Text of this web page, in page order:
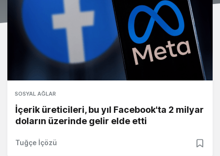
SOSYAL AĞLAR
İçerik üreticileri, bu yıl Facebook'ta 2 milyar
doların üzerinde gelir elde etti
Tuğçe İçözü